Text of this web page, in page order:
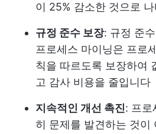
이 25% 감소한 것으로
규정 준수 보장: 규정 준
프로세스 마이닝은 프로
칙을 따르도록 보장하여
고 감사 비용을 줄입니다
지속적인 개선 촉진: 프로
히 문제를 발견하는 것이